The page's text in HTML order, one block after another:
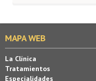
MAPA WEB
La Clínica
Tratamientos
Especialidades